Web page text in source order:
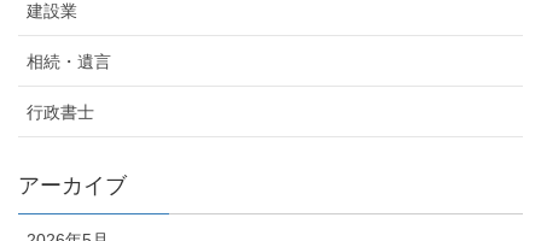
建設業
相続・遺言
行政書士
アーカイブ